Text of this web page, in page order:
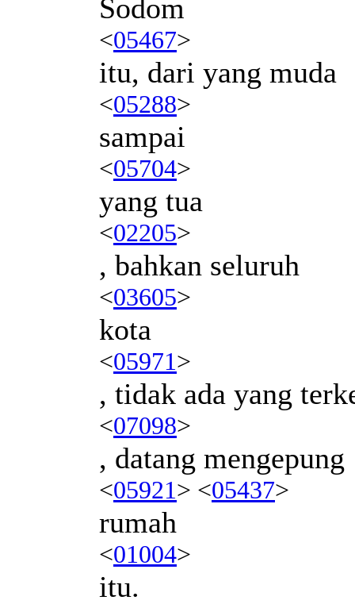
Sodom
<05467>
itu, dari yang muda
<05288>
sampai
<05704>
yang tua
<02205>
, bahkan seluruh
<03605>
kota
<05971>
, tidak ada yang
<07098>
, datang mengepung
<05921> <05437>
rumah
<01004>
itu.